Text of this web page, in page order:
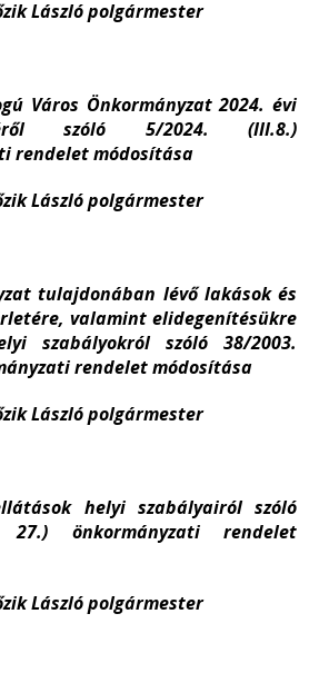
László polgármester
Város Önkormányzat 2024. évi
szóló 5/2024. (III.8.)
rendelet módosítása
László polgármester
tulajdonában lévő lakások és
valamint elidegenítésükre
szabályokról szóló 38/2003.
rendelet módosítása
László polgármester
helyi szabályairól szóló
önkormányzati rendelet
László polgármester